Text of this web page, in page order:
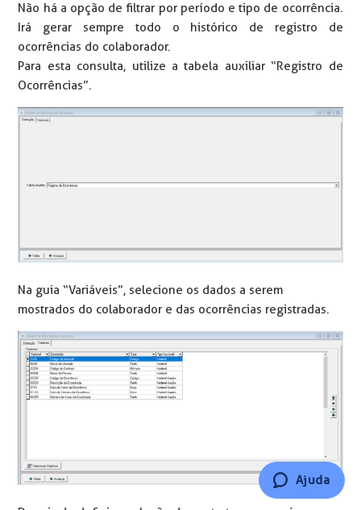
Não há a opção de filtrar por período e tipo de ocorrência.
Irá gerar sempre todo o histórico de registro de
ocorrências do colaborador.
Para esta consulta, utilize a tabela auxiliar “Registro de
Ocorrências”.
Na guia “Variáveis”, selecione os dados a serem
mostrados do colaborador e das ocorrências registradas.
Ajuda